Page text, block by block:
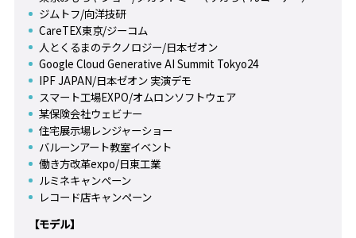
ジムトフ/向洋技研
CareTEX東京/ジーコム
人とくるまのテクノロジー/日本ゼオン
Google Cloud Generative AI Summit Tokyo24
IPF JAPAN/日本ゼオン 実演デモ
スマート工場EXPO/オムロンソフトウェア
某保険会社ウェビナー
住宅展示場レンジャーショー
バルーンアート教室イベント
働き方改革expo/日東工業
ルミネキャンペーン
レコード店キャンペーン
【モデル】